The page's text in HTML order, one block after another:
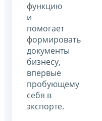
функцию
и
помогает
формировать
документы
бизнесу,
впервые
пробующему
себя в
экспорте.